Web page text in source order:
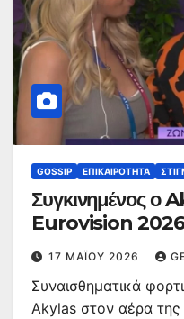
GOSSIP ΕΠΙΚΑΙΡΌΤΗΤΑ
Συγκινημένος ο
Eurovision 2026
17 ΜΑΪ́ΟΥ 2026
Συναισθηματικά
Akylas στον αέρα